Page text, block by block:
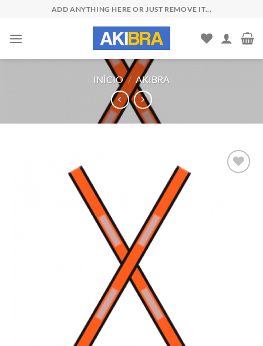
content
ADD ANYTHING HERE OR JUST REMOVE IT...
INÍCIO / AKIBRA